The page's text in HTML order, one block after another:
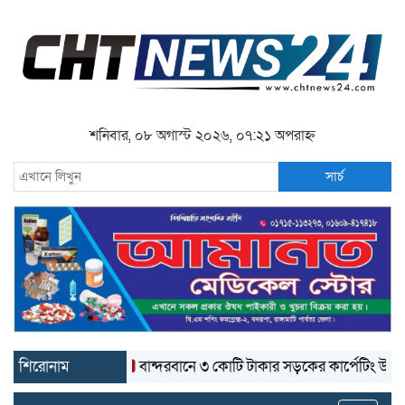
শনিবার, ০৮ অগাস্ট ২০২৬, ০৭:২১ অপরাহ্ন
সার্চ
শিরোনাম বান্দরবানে ৩ কোটি টাকার সড়কের কার্পেটিং উঠে যাচ্ছে